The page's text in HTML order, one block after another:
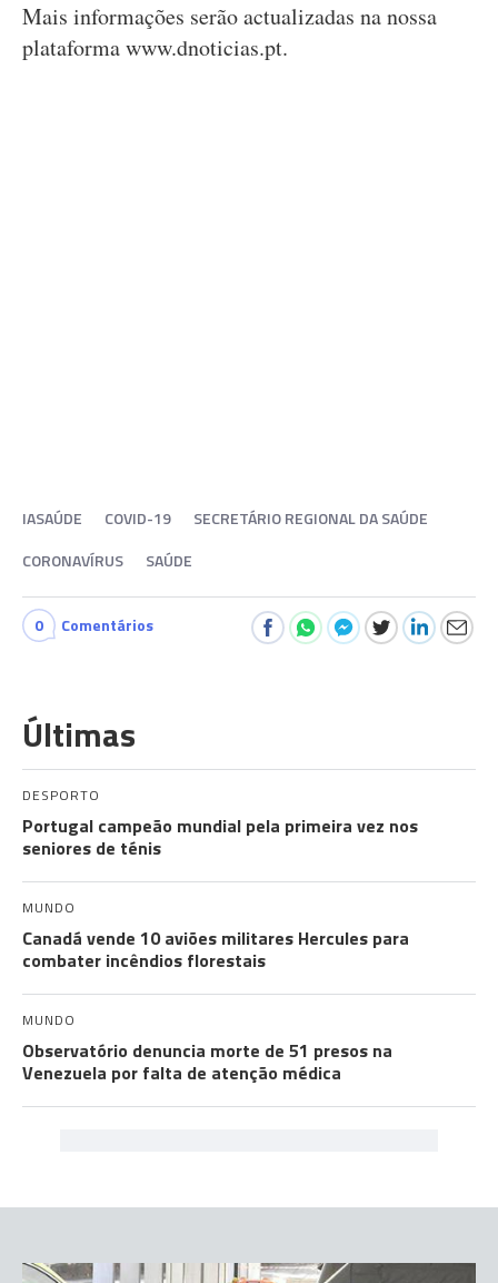
Mais informações serão actualizadas na nossa
plataforma www.dnoticias.pt.
IASAÚDE COVID-19
SECRETÁRIO REGIONAL DA SAÚDE
CORONAVÍRUS
SAÚDE
0 Comentários
Últimas
DESPORTO
Portugal campeão mundial pela primeira vez nos
seniores de ténis
MUNDO
Canadá vende 10 aviões militares Hercules para
combater incêndios florestais
MUNDO
Observatório denuncia morte de 51 presos na
Venezuela por falta de atenção médica